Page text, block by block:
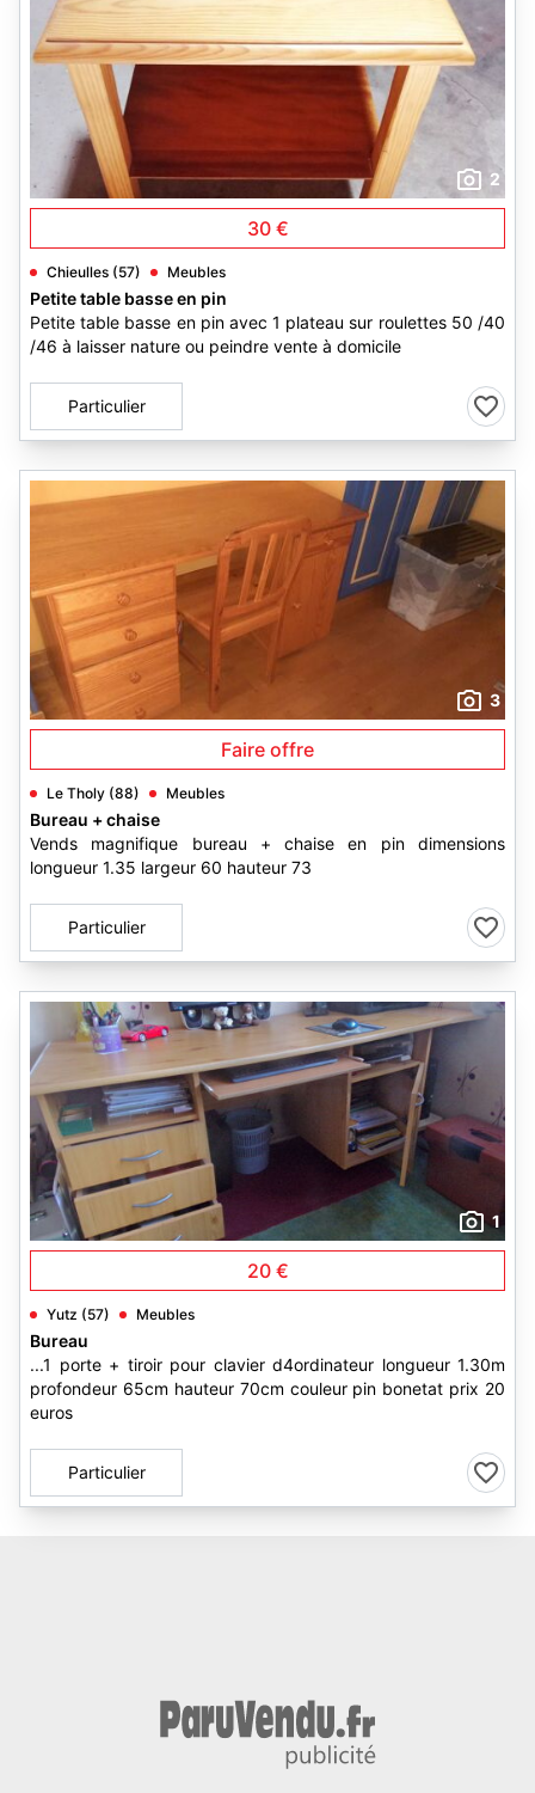
2
30 €
Chieulles (57) Meubles
Petite table basse en pin
Petite table basse en pin avec 1 plateau sur roulettes 50 /40
/46 à laisser nature ou peindre vente à domicile
Particulier
3
Faire offre
Le Tholy (88) Meubles
Bureau + chaise
Vends magnifique bureau + chaise en pin dimensions
longueur 1.35 largeur 60 hauteur 73
Particulier
1
20 €
Yutz (57) Meubles
Bureau
...1 porte + tiroir pour clavier d4ordinateur longueur 1.30m
profondeur 65cm hauteur 70cm couleur pin bonetat prix 20
euros
Particulier